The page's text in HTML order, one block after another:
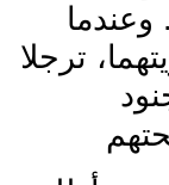
ترجلا